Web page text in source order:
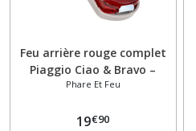
Feu arrière rouge complet
Piaggio Ciao & Bravo –
Modèles SC et Città
Phare Et Feu
19€90